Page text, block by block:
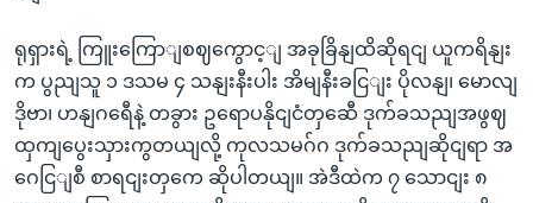
ရုရှားရဲ့ ကြူးကြောျစဈကွောင့ျ အခုခြိနျထိဆိုရငျ ယူကရိနျး
က ပွညျသူ ၁ ဒသမ ၄ သနျးနီးပါး အိမျနီးခငြျး ပိုလနျ၊ မောလျ
ဒိုဗာ၊ ဟနျဂရေီနဲ့ တခွား ဥရောပနိုငျငံတှဆေီ ဒုက်ခသညျအဖွဈ
ထှကျပွေးသှားကွတယျလို့ ကုလသမဂ်ဂ ဒုက်ခသညျဆိုငျရာ အ
ဂေငြျစီ စာရငျးတှကေ ဆိုပါတယျ။ အဲဒီထဲက ၇ သောငျး ၈